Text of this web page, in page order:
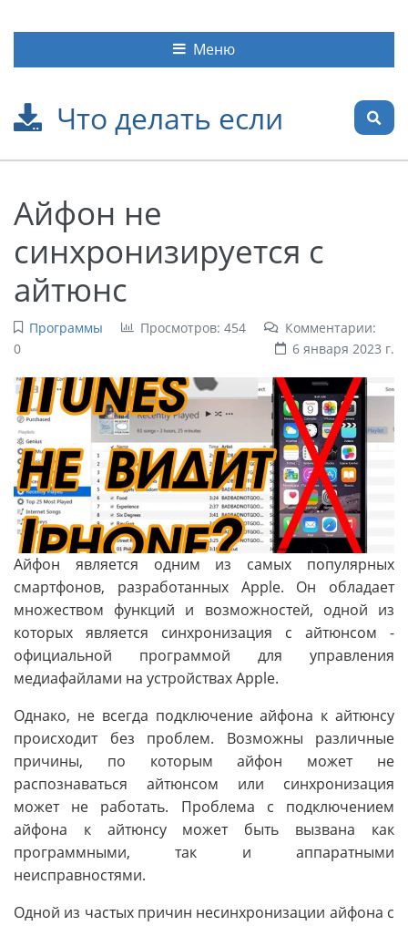
Что делать если
Меню
Айфон не
синхронизируется с
айтюнс
Программы Просмотров: 454
Комментарии:
0
6 января 2023 г.
Айфон является одним из самых популярных
смартфонов, разработанных Apple. Он обладает
множеством функций и возможностей, одной из
которых является синхронизация с айтюнсом -
официальной программой для управления
медиафайлами на устройствах Apple.
Однако, не всегда подключение айфона к айтюнсу
происходит без проблем. Возможны различные
причины, по которым айфон может не
распознаваться айтюнсом или синхронизация
может не работать. Проблема с подключением
айфона к айтюнсу может быть вызвана как
программными, так и аппаратными
неисправностями.
Одной из частых причин несинхронизации айфона с